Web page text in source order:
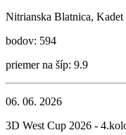
Nitrianska Blatnica,
bodov: 594
priemer na šíp: 9.9
06. 06. 2026
3D West Cup 2026 -